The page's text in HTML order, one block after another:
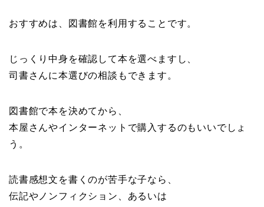
おすすめは、図書館を利用することです。
じっくり中身を確認して本を選べますし、
司書さんに本選びの相談もできます。
図書館で本を決めてから、
本屋さんやインターネットで購入するのもいいでしょ
う。
読書感想文を書くのが苦手な子なら、
伝記やノンフィクション、あるいは